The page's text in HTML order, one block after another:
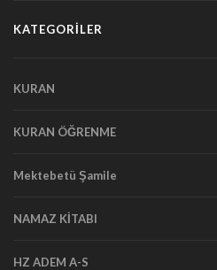
KATEGORİLER
KURAN
KURAN ÖĞRENME
Mektebetü Şamile
NAMAZ KİTABI
HZ ADEM A-S